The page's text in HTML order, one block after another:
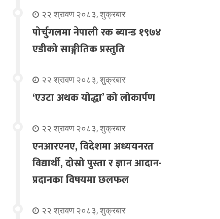
२२ श्रावण २०८३, शुक्रबार
पोर्चुगलमा नेपाली रक ब्यान्ड १९७४
एडीको साङ्गीतिक प्रस्तुति
२२ श्रावण २०८३, शुक्रबार
‘एउटा अथक योद्धा’ को लोकार्पण
२२ श्रावण २०८३, शुक्रबार
एनआरएनए, विदेशमा अध्ययनरत
विद्यार्थी, दोस्रो पुस्ता र ज्ञान आदान-
प्रदानका विषयमा छलफल
२२ श्रावण २०८३, शुक्रबार